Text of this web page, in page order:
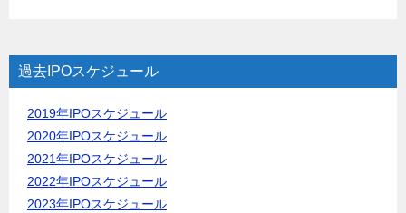
過去IPOスケジュール
2019年IPOスケジュール
2020年IPOスケジュール
2021年IPOスケジュール
2022年IPOスケジュール
2023年IPOスケジュール